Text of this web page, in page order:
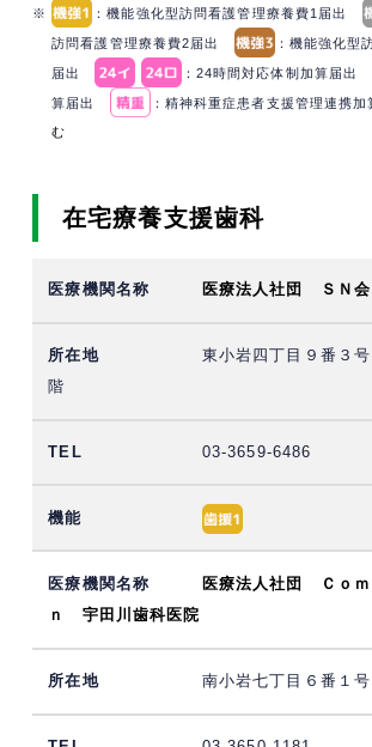
※ ：機能強化型訪問看護管理療養費1届出
訪問看護管理療養費2届出 ：機能強化型
届出 ：24時間対応体制加算届出
算届出 ：精神科重症患者支援管理連携
む
在宅療養支援歯科
医療法人社団 ＳＮ
東小岩四丁目９番３
階
03-3659-6486
医療法人社団 Ｃｏｍ
ｎ 宇田川歯科医院
南小岩七丁目６番１号